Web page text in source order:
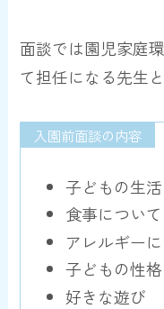
面談では園児家庭
て担任になる先生
入園前面談の内容
子どもの生
食事について
アレルギー
子どもの性
好きな遊び